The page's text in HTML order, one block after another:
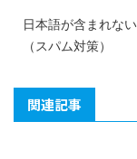
日本語が含まれな
（スパム対策）
関連記事